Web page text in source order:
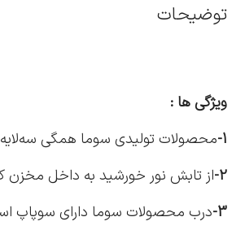
توضیحات
ویژگی ها :
1- محصولات تولیدی سوما همگی
2- از تابش نور خورشید به داخل
3- درب محصولات سوما دارای سوپاپ